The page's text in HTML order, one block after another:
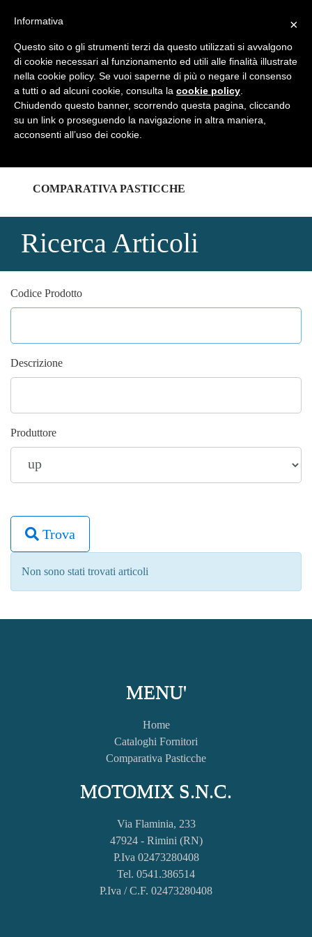
REGISTRATI
HOME
COMPARATIVA PASTICCHE
Ricerca Articoli
Codice Prodotto
Descrizione
Produttore
Trova
Non sono stati trovati articoli
MENU'
Home
Cataloghi Fornitori
Comparativa Pasticche
MOTOMIX S.N.C.
Via Flaminia, 233
47924 - Rimini (RN)
P.Iva 02473280408
Tel. 0541.386514
P.Iva / C.F. 02473280408
×
Informativa
Questo sito o gli strumenti terzi da questo utilizzati si avvalgono
di cookie necessari al funzionamento ed utili alle finalità illustrate
nella cookie policy. Se vuoi saperne di più o negare il consenso
a tutti o ad alcuni cookie, consulta la cookie policy
Chiudendo questo banner, scorrendo questa pagina, cliccando
su un link o proseguendo la navigazione in altra maniera,
acconsenti all’uso dei cookie.